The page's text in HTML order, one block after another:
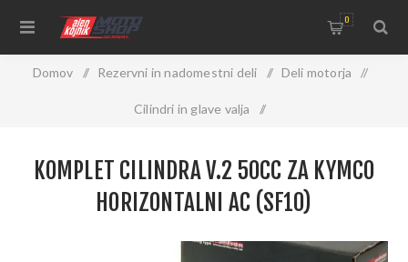
0
Domov / Rezervni in nadomestni deli / Deli motorja /
Cilindri in glave valja /
KOMPLET CILINDRA V.2 50CC ZA KYMCO
HORIZONTALNI AC (SF10)